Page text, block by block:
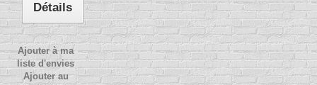
Détails
Ajouter à ma
liste d'envies
Ajouter au